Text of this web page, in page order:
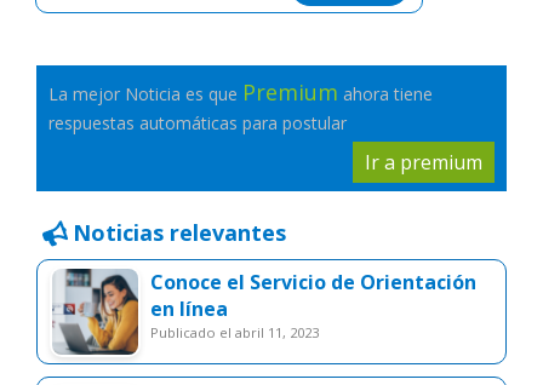
La mejor Noticia es que Premium ahora tiene
respuestas automáticas para postular
Ir a premium
Noticias relevantes
Conoce el Servicio de Orientación
en línea
publicado el abril 11, 2023